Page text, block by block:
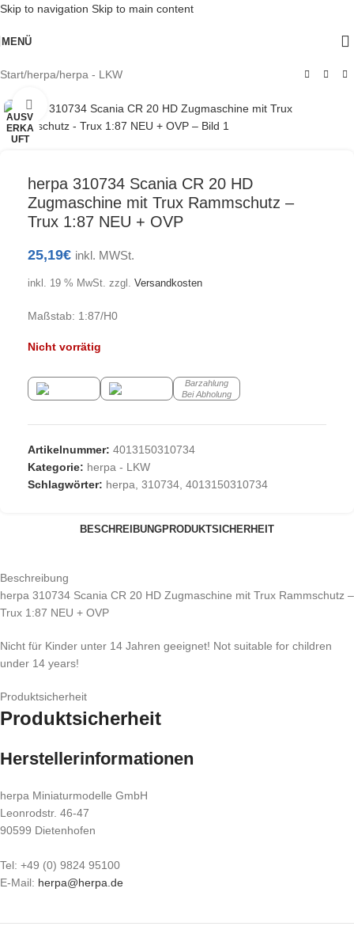
Skip to navigation Skip to main content
MENÜ
Start/herpa/herpa - LKW
AUSV
ERKA
UFT
Klick zum Vergrößern
herpa 310734 Scania CR 20 HD
Zugmaschine mit Trux Rammschutz –
Trux 1:87 NEU + OVP
25,19€ inkl. MWSt.
inkl. 19 % MwSt. zzgl. Versandkosten
Maßstab: 1:87/H0
Nicht vorrätig
Barzahlung
Bei Abholung
Artikelnummer: 4013150310734
Kategorie: herpa - LKW
Schlagwörter: herpa 310734 4013150310734
BESCHREIBUNGPRODUKTSICHERHEIT
Beschreibung
herpa 310734 Scania CR 20 HD Zugmaschine mit Trux Rammschutz –
Trux 1:87 NEU + OVP
Nicht für Kinder unter 14 Jahren geeignet! Not suitable for children
under 14 years!
Produktsicherheit
Produktsicherheit
Herstellerinformationen
herpa Miniaturmodelle GmbH
Leonrodstr. 46-47
90599 Dietenhofen
Tel: +49 (0) 9824 95100
E-Mail: herpa@herpa.de